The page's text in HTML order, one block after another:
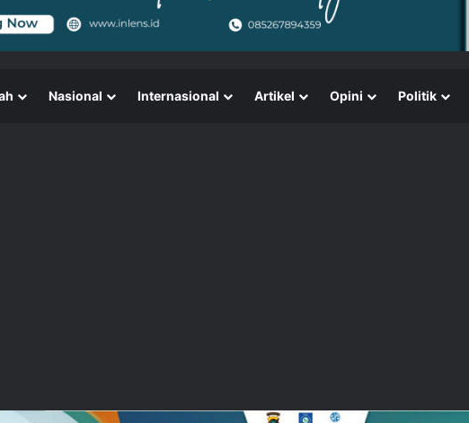
Nasional Internasional Artikel Opini Politik